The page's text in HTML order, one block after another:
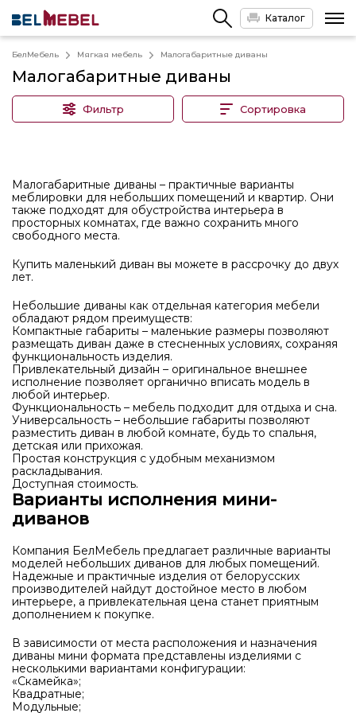
Каталог
БелМебель Мягкая мебель Малогабаритные диваны
Малогабаритные диваны
Фильтр Сортировка
Малогабаритные диваны – практичные варианты
меблировки для небольших помещений и квартир. Они
также подходят для обустройства интерьера в
просторных комнатах, где важно сохранить много
свободного места.
Купить маленький диван вы можете в рассрочку до двух
лет.
Небольшие диваны как отдельная категория мебели
обладают рядом преимуществ:
Компактные габариты – маленькие размеры позволяют
размещать диван даже в стесненных условиях, сохраняя
функциональность изделия.
Привлекательный дизайн – оригинальное внешнее
исполнение позволяет органично вписать модель в
любой интерьер.
Функциональность – мебель подходит для отдыха и сна.
Универсальность – небольшие габариты позволяют
разместить диван в любой комнате, будь то спальня,
детская или прихожая.
Простая конструкция с удобным механизмом
раскладывания.
Доступная стоимость.
Варианты исполнения мини-
диванов
Компания БелМебель предлагает различные варианты
моделей небольших диванов для любых помещений.
Надежные и практичные изделия от белорусских
производителей найдут достойное место в любом
интерьере, а привлекательная цена станет приятным
дополнением к покупке.
В зависимости от места расположения и назначения
диваны мини формата представлены изделиями с
несколькими вариантами конфигурации:
«Скамейка»;
Квадратные;
Модульные;